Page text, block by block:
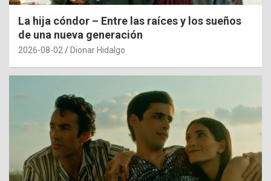
La hija cóndor – Entre las raíces y los sueños
de una nueva generación
2026-08-02 Dionar Hidalgo